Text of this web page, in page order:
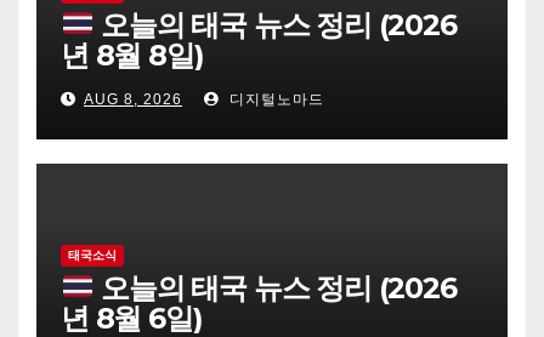
오늘의 태국 뉴스 정리 (2026
년 8월 8일)
AUG 8, 2026 디지털노마드
태국소식
오늘의 태국 뉴스 정리 (2026
년 8월 6일)